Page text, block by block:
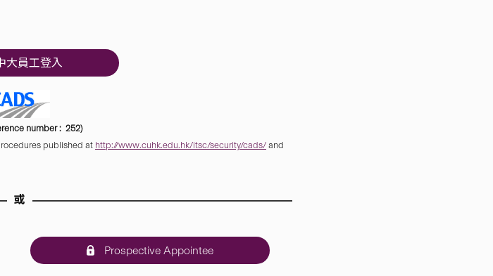
大員工登入
number : 252)
published at http://www.cuhk.edu.hk/itsc/security/cads/ and
或
Prospective Appointee